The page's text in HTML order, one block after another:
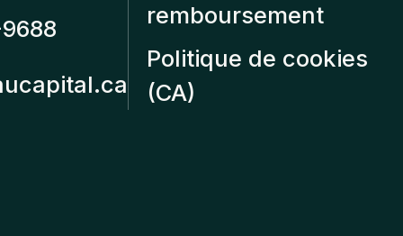
remboursement
Politique de cookies
(CA)